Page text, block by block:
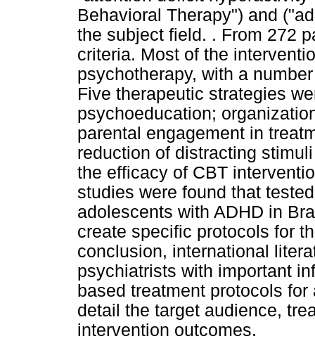
Behavioral Therapy") and
the subject field. . From 272
criteria. Most of the
psychotherapy, with a
Five therapeutic strategies
psychoeducation;
parental engagement in
reduction of distracting
the efficacy of CBT
studies were found that
adolescents with ADHD in
create specific protocols for
conclusion, international
psychiatrists with important
based treatment protocols
detail the target audience,
intervention outcomes.